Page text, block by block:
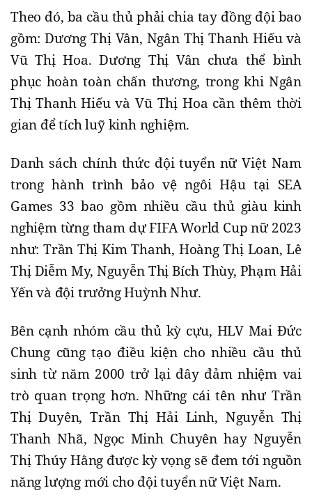
Theo đó, ba cầu thủ phải chia tay đồng đội bao
gồm: Dương Thị Vân, Ngân Thị Thanh Hiếu và
Vũ Thị Hoa. Dương Thị Vân chưa thể bình
phục hoàn toàn chấn thương, trong khi Ngân
Thị Thanh Hiếu và Vũ Thị Hoa cần thêm thời
gian để tích luỹ kinh nghiệm.
Danh sách chính thức đội tuyển nữ Việt Nam
trong hành trình bảo vệ ngôi Hậu tại SEA
Games 33 bao gồm nhiều cầu thủ giàu kinh
nghiệm từng tham dự FIFA World Cup nữ 2023
như: Trần Thị Kim Thanh, Hoàng Thị Loan, Lê
Thị Diễm My, Nguyễn Thị Bích Thùy, Phạm Hải
Yến và đội trưởng Huỳnh Như.
Bên cạnh nhóm cầu thủ kỳ cựu, HLV Mai Đức
Chung cũng tạo điều kiện cho nhiều cầu thủ
sinh từ năm 2000 trở lại đây đảm nhiệm vai
trò quan trọng hơn. Những cái tên như Trần
Thị Duyên, Trần Thị Hải Linh, Nguyễn Thị
Thanh Nhã, Ngọc Minh Chuyên hay Nguyễn
Thị Thúy Hằng được kỳ vọng sẽ đem tới nguồn
năng lượng mới cho đội tuyển nữ Việt Nam.